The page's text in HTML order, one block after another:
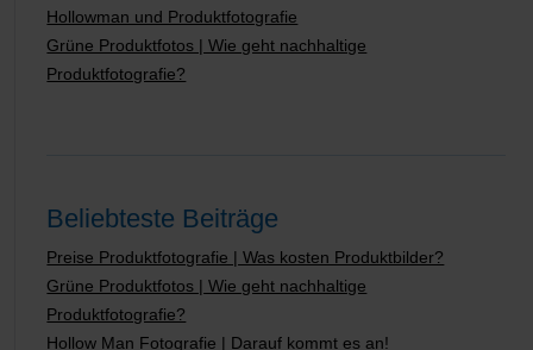
Hollowman und Produktfotografie
Grüne Produktfotos | Wie geht nachhaltige
Produktfotografie?
Beliebteste Beiträge
Preise Produktfotografie | Was kosten Produktbilder?
Grüne Produktfotos | Wie geht nachhaltige
Produktfotografie?
Hollow Man Fotografie | Darauf kommt es an!